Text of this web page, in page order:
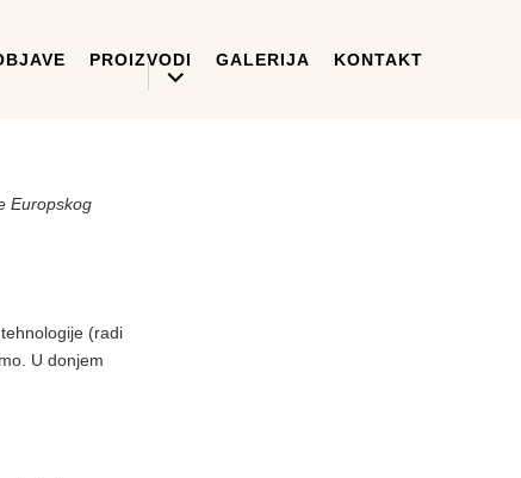
PROIZVODI
expand
child
GALERIJA KONTAKT
Europskog
(radi
U donjem